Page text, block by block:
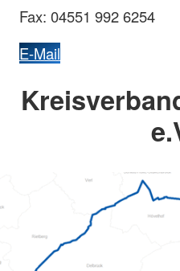
Fax: 04551 992 6254
E-Mail